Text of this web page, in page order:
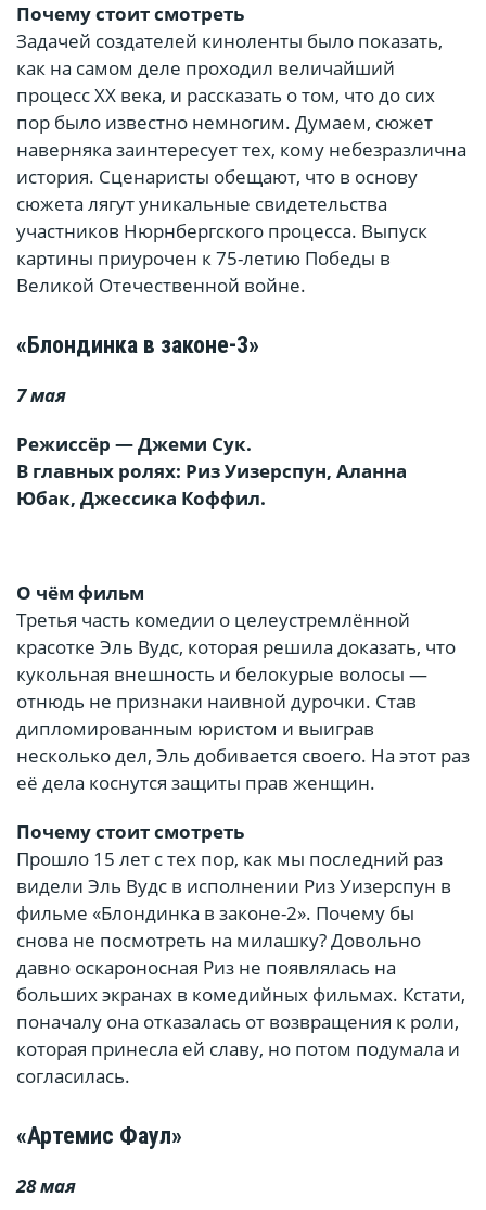
Почему стоит смотреть
Задачей создателей киноленты было показать,
как на самом деле проходил величайший
процесс XX века, и рассказать о том, что до сих
пор было известно немногим. Думаем, сюжет
наверняка заинтересует тех, кому небезразлична
история. Сценаристы обещают, что в основу
сюжета лягут уникальные свидетельства
участников Нюрнбергского процесса. Выпуск
картины приурочен к 75-летию Победы в
Великой Отечественной войне.
«Блондинка в законе-3»
7 мая
Режиссёр — Джеми Сук.
В главных ролях: Риз Уизерспун, Аланна
Юбак, Джессика Коффил.
О чём фильм
Третья часть комедии о целеустремлённой
красотке Эль Вудс, которая решила доказать, что
кукольная внешность и белокурые волосы —
отнюдь не признаки наивной дурочки. Став
дипломированным юристом и выиграв
несколько дел, Эль добивается своего. На этот раз
её дела коснутся защиты прав женщин.
Почему стоит смотреть
Прошло 15 лет с тех пор, как мы последний раз
видели Эль Вудс в исполнении Риз Уизерспун в
фильме «Блондинка в законе-2». Почему бы
снова не посмотреть на милашку? Довольно
давно оскароносная Риз не появлялась на
больших экранах в комедийных фильмах. Кстати,
поначалу она отказалась от возвращения к роли,
которая принесла ей славу, но потом подумала и
согласилась.
«Артемис Фаул»
28 мая